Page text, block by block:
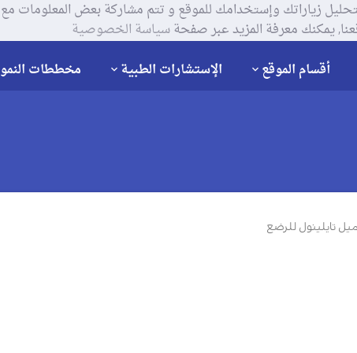
يمكنك معرفة المزيد عبر صفحةسياسة الخصوصية
أقسام الموقع الإستشارات الطبية مخططات النمو
تايلينول للرضع